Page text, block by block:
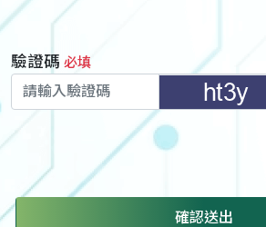
驗證碼 必填
確認送出